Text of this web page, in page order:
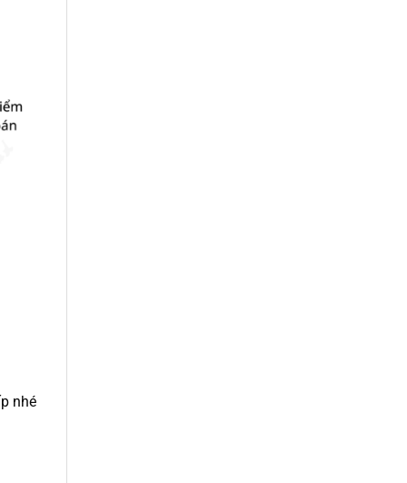
nhé